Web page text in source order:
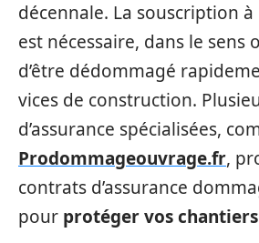
décennale. La souscription
est nécessaire, dans le sens
d’être dédommagé
vices de construction.
d’assurance spécialisées,
Prodommageouvrage.fr,
contrats d’assurance
pour protéger vos chantiers